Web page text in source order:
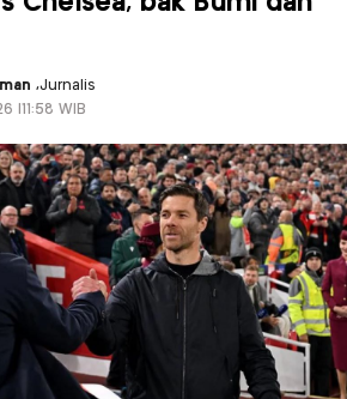
,Jurnalis
|11:58 WIB